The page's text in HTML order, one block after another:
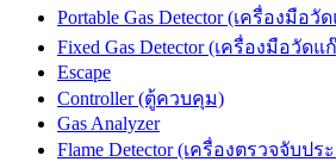
Portable Gas Detector (เครื่องมือ
Fixed Gas Detector (เครื่องมือวัด
Escape
Controller (ตู้ควบคุม)
Gas Analyzer
Flame Detector (เครื่องตรวจจับปร